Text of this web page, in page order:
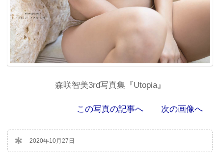
森咲智美3rd写真集『Utopia』
この写真の記事へ 次の画像へ
2020年10月27日